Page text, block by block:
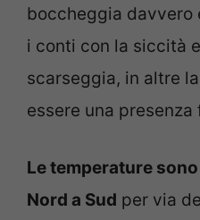
boccheggia davvero
i conti con la siccità
scarseggia, in altre
essere una presenza
Le temperature
Nord a Sud per via